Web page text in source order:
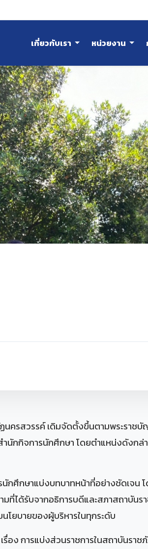
เกี่ยวกับเรา หน่วยงาน
ครสวรรค์ เดิมจัดตั้งขึ้นตามพระราช
นักกิจการนักศึกษา โดยตำแหน่งดังก
นักศึกษาแบ่งบทบาทหน้าที่อย่างชัดเจ
ที่ได้รับจากอธิการบดีและสภาสถาบั
โยบายของผู้บริหารในทุกระดับ
รื่อง การแบ่งส่วนราชการในสถาบันร